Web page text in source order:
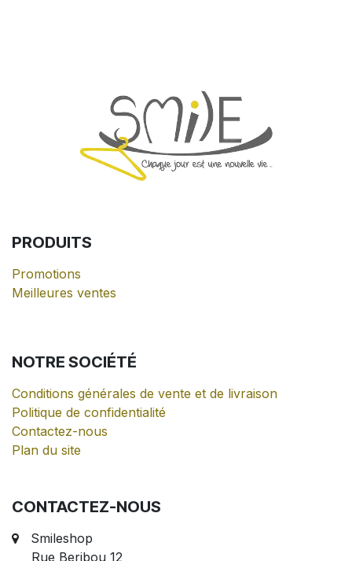
PRODUITS
Promotions
Meilleures ventes
NOTRE SOCIÉTÉ
Conditions générales de vente et de livraison
Politique de confidentialité
Contactez-nous
Plan du site
CONTACTEZ-NOUS
Smileshop
Rue Beribou 12